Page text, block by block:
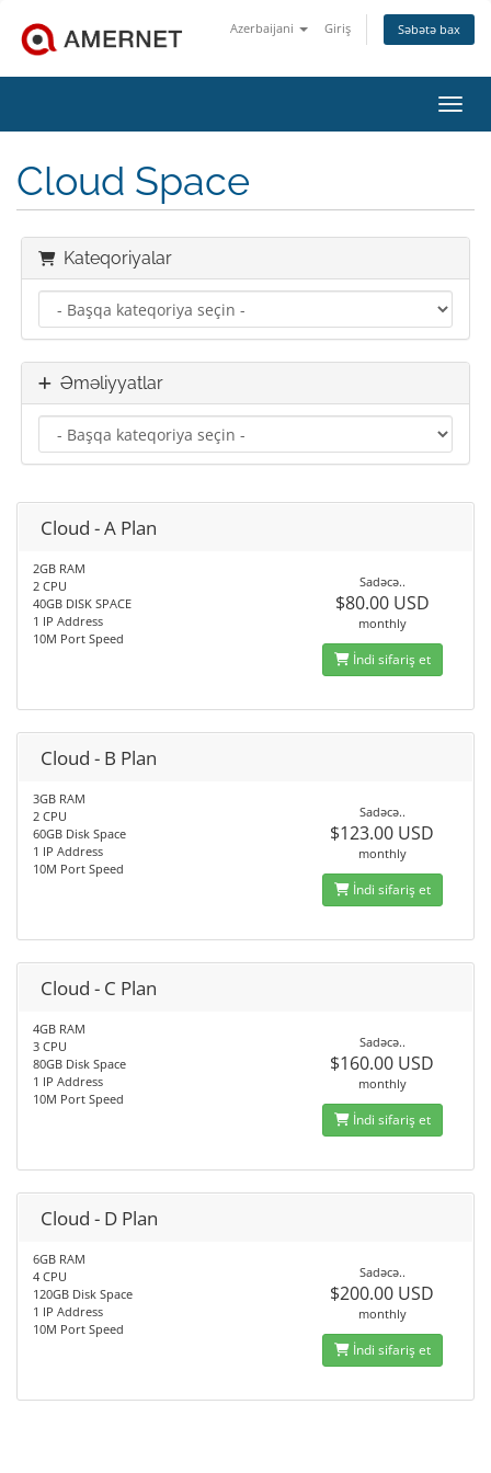
Azerbaijani Giriş Səbətə bax
Cloud Space
Kateqoriyalar
Əməliyyatlar
Cloud - A Plan
2GB RAM
2 CPU
40GB DISK SPACE
1 IP Address
10M Port Speed
Sadəcə..
$80.00 USD
monthly
İndi sifariş et
Cloud - B Plan
3GB RAM
2 CPU
60GB Disk Space
1 IP Address
10M Port Speed
Sadəcə..
$123.00 USD
monthly
İndi sifariş et
Cloud - C Plan
4GB RAM
3 CPU
80GB Disk Space
1 IP Address
10M Port Speed
Sadəcə..
$160.00 USD
monthly
İndi sifariş et
Cloud - D Plan
6GB RAM
4 CPU
120GB Disk Space
1 IP Address
10M Port Speed
Sadəcə..
$200.00 USD
monthly
İndi sifariş et